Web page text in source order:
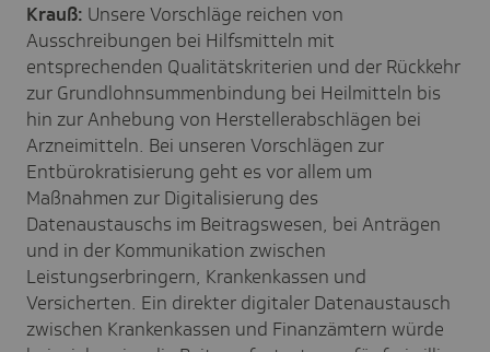
Krauß: Unsere Vorschläge reichen von
Ausschreibungen bei Hilfsmitteln mit
entsprechenden Qualitätskriterien und der Rückkehr
zur Grundlohnsummenbindung bei Heilmitteln bis
hin zur Anhebung von Herstellerabschlägen bei
Arzneimitteln. Bei unseren Vorschlägen zur
Entbürokratisierung geht es vor allem um
Maßnahmen zur Digitalisierung des
Datenaustauschs im Beitragswesen, bei Anträgen
und in der Kommunikation zwischen
Leistungserbringern, Krankenkassen und
Versicherten. Ein direkter digitaler Datenaustausch
zwischen Krankenkassen und Finanzämtern würde